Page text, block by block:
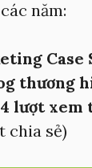
năm:
Case
thương
lượt
chia sẻ)